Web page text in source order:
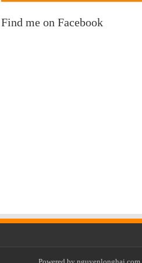
Find me on Facebook